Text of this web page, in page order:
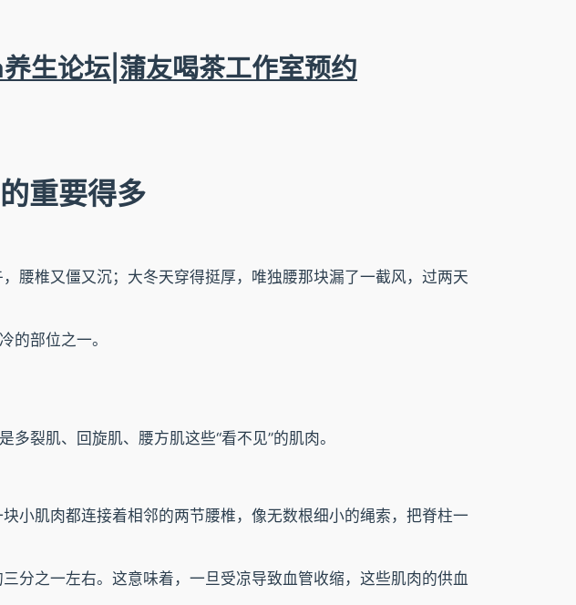
生论坛|蒲友喝茶工作室预约
重要得多
腰椎又僵又沉；大冬天穿得挺厚，唯独腰那块漏了一截风，过两天
的部位之一。
裂肌、回旋肌、腰方肌这些“看不见”的肌肉。
肌肉都连接着相邻的两节腰椎，像无数根细小的绳索，把脊柱一
分之一左右。这意味着，一旦受凉导致血管收缩，这些肌肉的供血